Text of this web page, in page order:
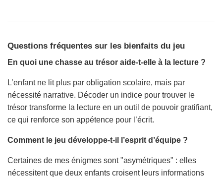
Questions fréquentes sur les bienfaits du jeu
En quoi une chasse au trésor aide-t-elle à la lecture ?
L’enfant ne lit plus par obligation scolaire, mais par
nécessité narrative. Décoder un indice pour trouver le
trésor transforme la lecture en un outil de pouvoir gratifiant,
ce qui renforce son appétence pour l’écrit.
Comment le jeu développe-t-il l’esprit d’équipe ?
Certaines de mes énigmes sont "asymétriques" : elles
nécessitent que deux enfants croisent leurs informations